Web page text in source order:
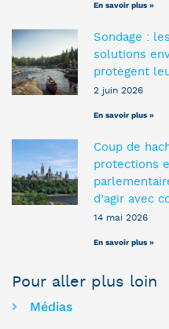
En savoir plus »
Sondage :
solutions
protègent
2 juin 2026
En savoir plus »
Coup de
protections
d’agir avec
14 mai 2026
En savoir plus »
Pour aller plus loin
Médias